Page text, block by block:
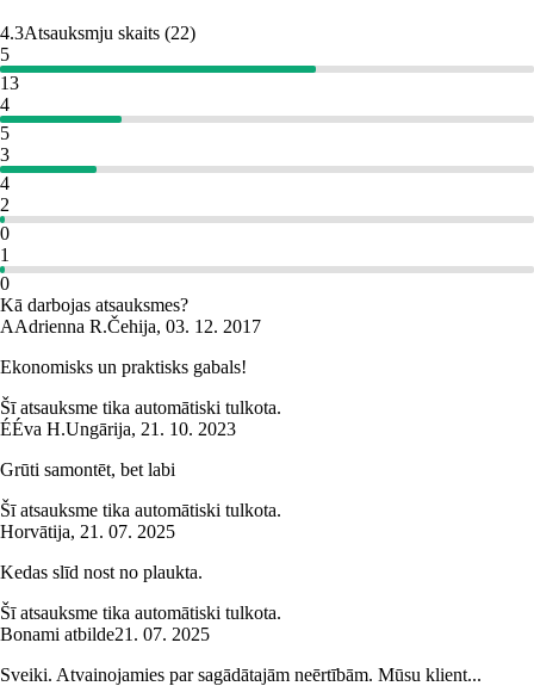
4.3Atsauksmju skaits (22)
5
13
4
5
3
4
2
0
1
0
Kā darbojas atsauksmes?
AAdrienna R.Čehija, 03. 12. 2017
Ekonomisks un praktisks gabals!
Šī atsauksme tika automātiski tulkota.
ÉÉva H.Ungārija, 21. 10. 2023
Grūti samontēt, bet labi
Šī atsauksme tika automātiski tulkota.
Horvātija, 21. 07. 2025
Kedas slīd nost no plaukta.
Šī atsauksme tika automātiski tulkota.
Bonami atbilde21. 07. 2025
Sveiki. Atvainojamies par sagādātajām neērtībām. Mūsu klient...